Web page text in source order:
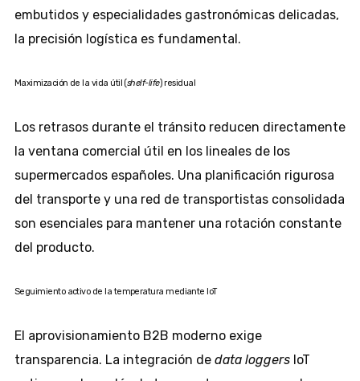
embutidos y especialidades gastronómicas delicadas,
la precisión logística es fundamental.
Maximización de la vida útil (shelf-life) residual
Los retrasos durante el tránsito reducen directamente
la ventana comercial útil en los lineales de los
supermercados españoles. Una planificación rigurosa
del transporte y una red de transportistas consolidada
son esenciales para mantener una rotación constante
del producto.
Seguimiento activo de la temperatura mediante IoT
El aprovisionamiento B2B moderno exige
transparencia. La integración de data loggers IoT